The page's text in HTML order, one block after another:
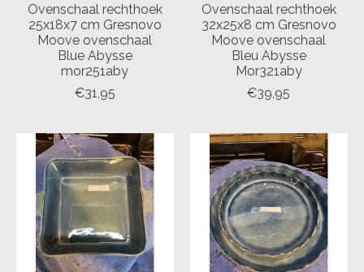
Ovenschaal rechthoek
25x18x7 cm Gresnovo
Moove ovenschaal
Blue Abysse
mor251aby
€31,95
Ovenschaal rechthoek
32x25x8 cm Gresnovo
Moove ovenschaal
Bleu Abysse
Mor321aby
€39,95